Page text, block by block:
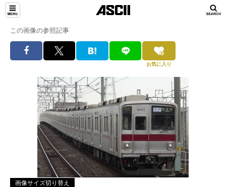
この画像の参照記事
お気に入り
画像サイズ切り替え